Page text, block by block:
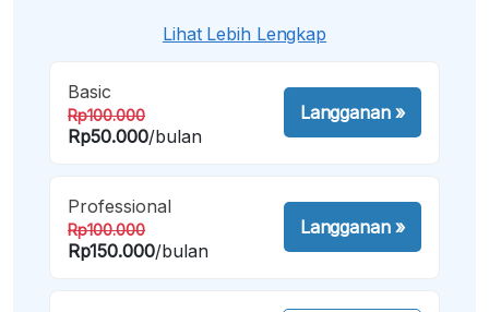
Lihat Lebih Lengkap
Basic
Rp100.000
Rp50.000/bulan
Langganan»
Professional
Rp100.000
Rp150.000/bulan
Langganan»